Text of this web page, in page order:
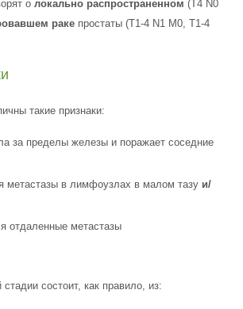
о локально распространенном (T4 N0
раке простаты (T1-4 N1 M0, T1-4
такие признаки:
за пределы железы и поражает соседние
метастазы в лимфоузлах в малом тазу и/
отдаленные метастазы
стадии состоит, как правило, из: